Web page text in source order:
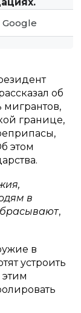
об
мигрантов,
границе,
этом
в
,
в
устроить